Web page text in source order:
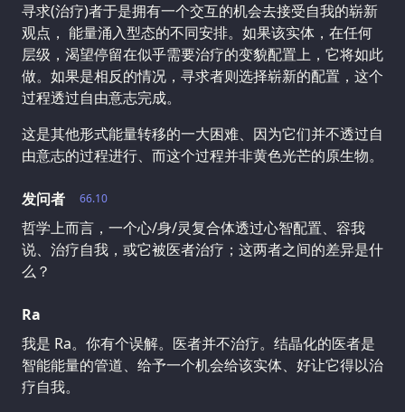
寻求(治疗)者于是拥有一个交互的机会去接受自我的崭新
观点， 能量涌入型态的不同安排。如果该实体，在任何
层级，渴望停留在似乎需要治疗的变貌配置上，它将如此
做。如果是相反的情况，寻求者则选择崭新的配置，这个
过程透过自由意志完成。
这是其他形式能量转移的一大困难、因为它们并不透过自
由意志的过程进行、而这个过程并非黄色光芒的原生物。
66.10
发问者
哲学上而言，一个心/身/灵复合体透过心智配置、容我
说、治疗自我，或它被医者治疗；这两者之间的差异是什
么？
Ra
我是 Ra。你有个误解。医者并不治疗。结晶化的医者是
智能能量的管道、给予一个机会给该实体、好让它得以治
疗自我。